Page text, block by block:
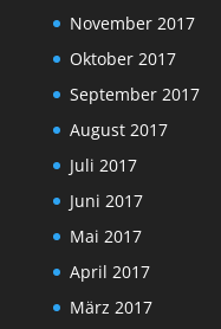
November 2017
Oktober 2017
September 2017
August 2017
Juli 2017
Juni 2017
Mai 2017
April 2017
März 2017